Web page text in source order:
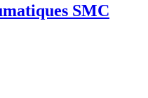
SMC